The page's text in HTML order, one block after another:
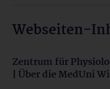
Webseiten-
Zentrum für
| Über die MedUni